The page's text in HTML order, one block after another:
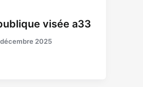
visée a33
2025